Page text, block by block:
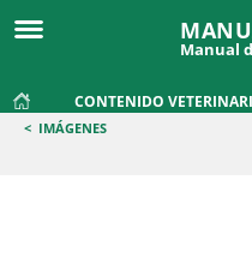
Manual
CONTENIDO
< IMÁGENES